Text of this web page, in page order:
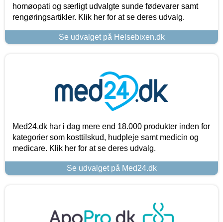
homøopati og særligt udvalgte sunde fødevarer samt
rengøringsartikler. Klik her for at se deres udvalg.
Se udvalget på Helsebixen.dk
Med24.dk har i dag mere end 18.000 produkter inden for
kategorier som kosttilskud, hudpleje samt medicin og
medicare. Klik her for at se deres udvalg.
Se udvalget på Med24.dk